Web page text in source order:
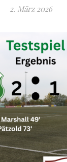
2. März 2026